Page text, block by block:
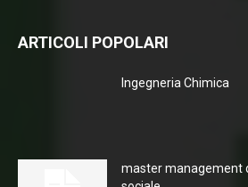
ARTICOLI POPOLARI
Ingegneria Chimica
master management